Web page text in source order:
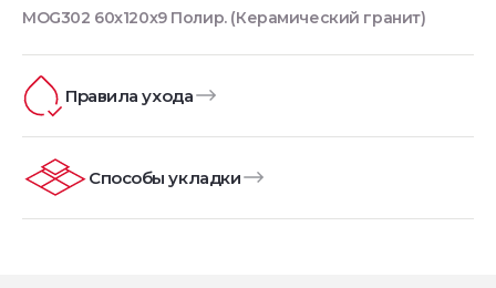
MOG302 60x120x9 Полир. (Керамический гранит)
Правила ухода
Способы укладки